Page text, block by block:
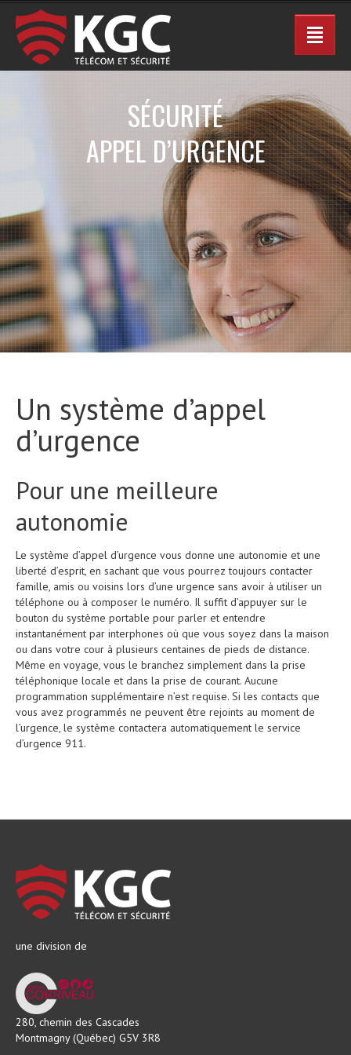
SÉCURITÉ
APPEL D’URGENCE
Un système d’appel
d’urgence
Pour une meilleure
autonomie
Le système d’appel d’urgence vous donne une autonomie et une
liberté d’esprit, en sachant que vous pourrez toujours contacter
famille, amis ou voisins lors d’une urgence sans avoir à utiliser un
téléphone ou à composer le numéro. Il suffit d’appuyer sur le
bouton du système portable pour parler et entendre
instantanément par interphones où que vous soyez dans la maison
ou dans votre cour à plusieurs centaines de pieds de distance.
Même en voyage, vous le branchez simplement dans la prise
téléphonique locale et dans la prise de courant. Aucune
programmation supplémentaire n’est requise. Si les contacts que
vous avez programmés ne peuvent être rejoints au moment de
l’urgence, le système contactera automatiquement le service
d’urgence 911.
une division de
280, chemin des Cascades
Montmagny (Québec) G5V 3R8